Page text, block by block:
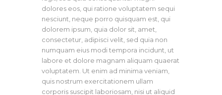
dolores eos, qui ratione voluptatem sequi
nesciunt, neque porro quisquam est, qui
dolorem ipsum, quia dolor sit, amet,
consectetur, adipisci velit, sed quia non
numquam eius modi tempora incidunt, ut
labore et dolore magnam aliquam quaerat
voluptatem. Ut enim ad minima veniam,
quis nostrum exercitationem ullam
corporis suscipit laboriosam, nisi ut aliquid